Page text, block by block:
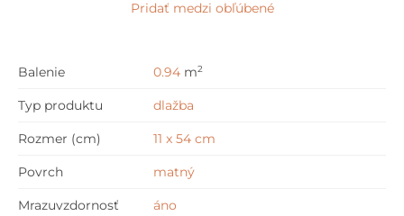
Pridať medzi obľúbené
Balenie 0.94 m2
Typ produktu dlažba
Rozmer (cm) 11 x 54 cm
Povrch matný
Mrazuvzdornosť áno